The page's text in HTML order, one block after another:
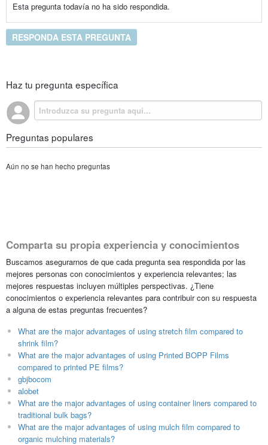
Esta pregunta todavía no ha sido respondida.
RESPONDA ESTA PREGUNTA
Haz tu pregunta específica
Preguntas populares
Aún no se han hecho preguntas
Comparta su propia experiencia y conocimientos
Buscamos asegurarnos de que cada pregunta sea respondida por las
mejores personas con conocimientos y experiencia relevantes; las
mejores respuestas incluyen múltiples perspectivas. ¿Tiene
conocimientos o experiencia relevantes para contribuir con su respuesta
a alguna de estas preguntas frecuentes?
What are the major advantages of using stretch film compared to
shrink film?
What are the major advantages of using Printed BOPP Films
compared to printed PE films?
gbjbocom
alobet
What are the major advantages of using container liners compared to
traditional bulk bags?
What are the major advantages of using mulch film compared to
organic mulching materials?